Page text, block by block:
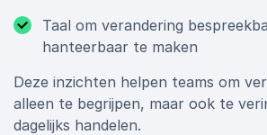
Taal om verandering
hanteerbaar te maken
Deze inzichten helpen teams om
alleen te begrijpen, maar ook te
dagelijks handelen.